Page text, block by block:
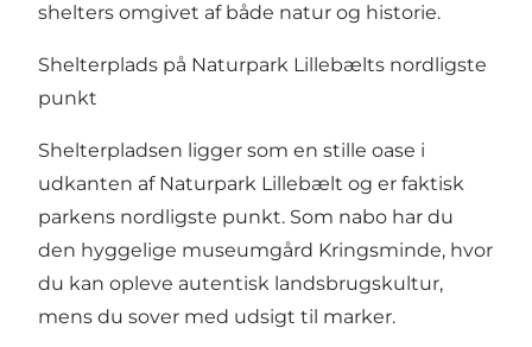
shelters omgivet af både natur og historie.
Shelterplads på Naturpark Lillebælts nordligste
punkt
Shelterpladsen ligger som en stille oase i
udkanten af Naturpark Lillebælt og er faktisk
parkens nordligste punkt. Som nabo har du
den hyggelige museumgård Kringsminde, hvor
du kan opleve autentisk landsbrugskultur,
mens du sover med udsigt til marker.